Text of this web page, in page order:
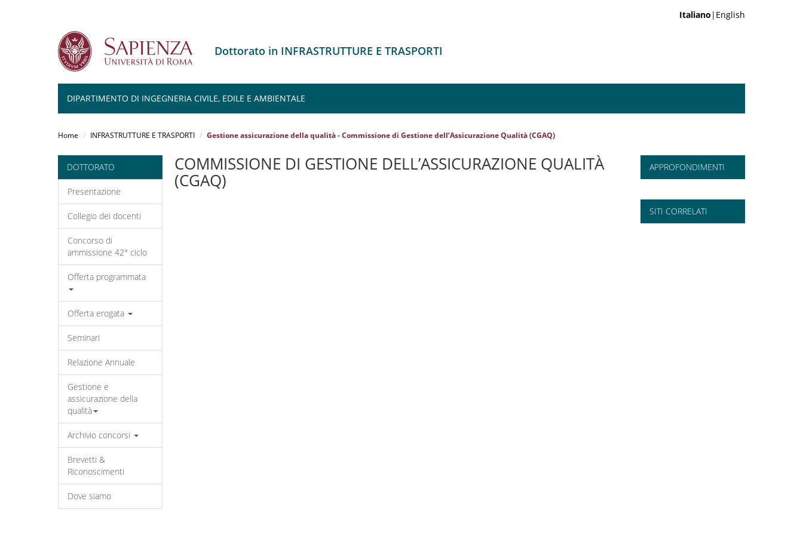
Italiano |English
Dottorato in INFRASTRUTTURE E TRASPORTI
DIPARTIMENTO DI INGEGNERIA CIVILE, EDILE E AMBIENTALE
Home INFRASTRUTTURE E TRASPORTI Gestione assicurazione della qualità - Commissione di Gestione dell’Assicurazione Qualità (CGAQ)
DOTTORATO
Presentazione
Collegio dei docenti
Concorso di
ammissione 42° ciclo
Offerta programmata
Offerta erogata
Seminari
Relazione Annuale
Gestione e
assicurazione della
qualità
Archivio concorsi
Brevetti &
Riconoscimenti
Dove siamo
COMMISSIONE DI GESTIONE DELL’ASSICURAZIONE QUALITÀ
(CGAQ)
APPROFONDIMENTI
SITI CORRELATI